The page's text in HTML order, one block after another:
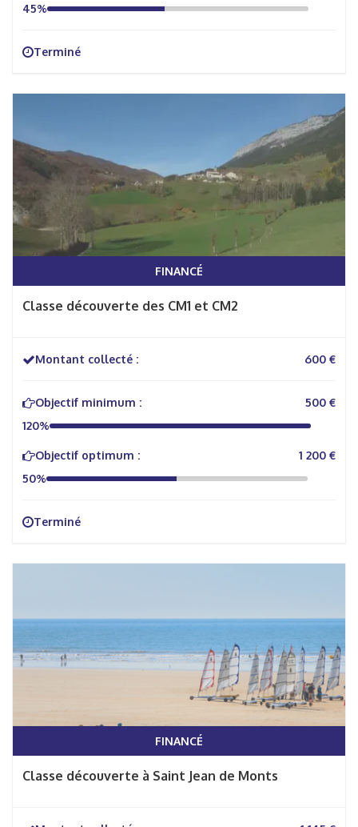
45%
Terminé
FINANCÉ
Classe découverte des CM1 et CM2
Montant collecté : 600 €
Objectif minimum :
500 €
120%
Objectif optimum :
1 200 €
50%
Terminé
FINANCÉ
Classe découverte à Saint Jean de Monts